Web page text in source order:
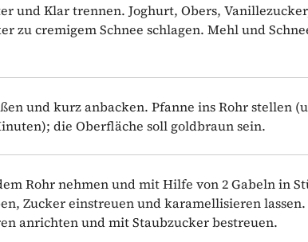
und Klar trennen. Joghurt, Obers,
cremigem Schnee schlagen. Mehl und
und kurz anbacken. Pfanne ins Rohr stellen
die Oberfläche soll goldbraun sein.
Rohr nehmen und mit Hilfe von 2 Gabeln in
Zucker einstreuen und karamellisieren lassen.
anrichten und mit Staubzucker bestreuen.